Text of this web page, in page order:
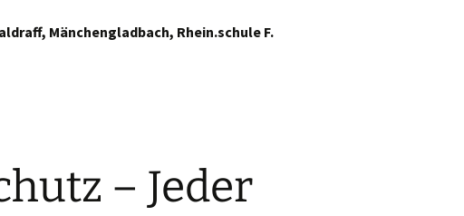
Jüchen
Kevelaer
Mänchengladbach, Rhein.schule F.
– Jeder